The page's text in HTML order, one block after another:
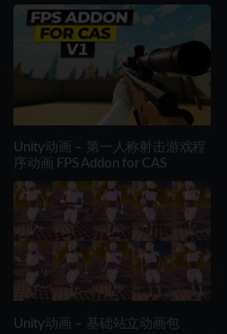
Unity动画 – 第一人称射击游戏程
序动画 FPS Addon for CAS
Unity动画 – 基础站立动画包